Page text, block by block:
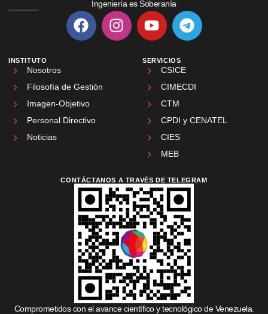
Ingeniería es Soberanía
INSTITUTO
Nosotros
Filosofía de Gestión
Imagen-Objetivo
Personal Directivo
Noticias
SERVICIOS
CSICE
CIMECDI
CTM
CPDI y CENATEL
CIES
MEB
CONTÁCTANOS A TRAVÉS DE TELEGRAM
Comprometidos con el avance científico y tecnológico de Venezuela.